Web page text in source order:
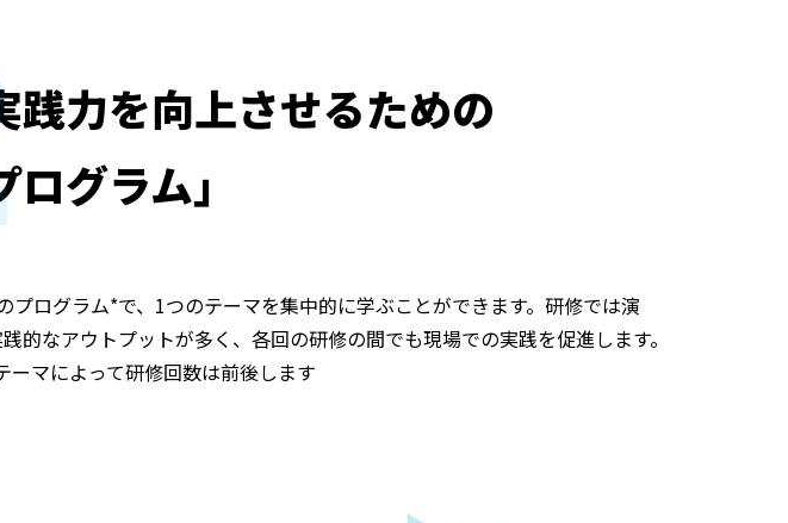
践力を向上させるための
グラム」
プログラム*で、1つのテーマを集中的に学ぶことができます。研修では演
的なアウトプットが多く、各回の研修の間でも現場での実践を促進します。
マによって研修回数は前後します